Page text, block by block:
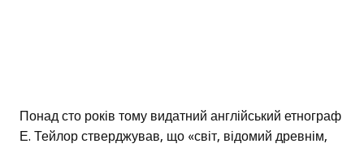
Понад сто років тому видатний англійський етнограф
Е. Тейлор стверджував, що «світ, відомий древнім,